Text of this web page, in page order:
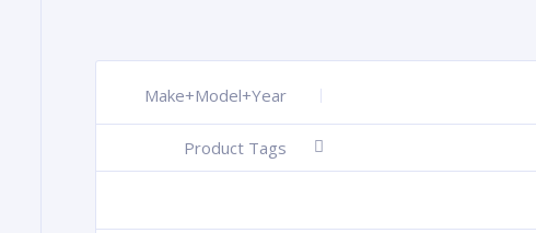
Make+Model+Year
Product Tags
-